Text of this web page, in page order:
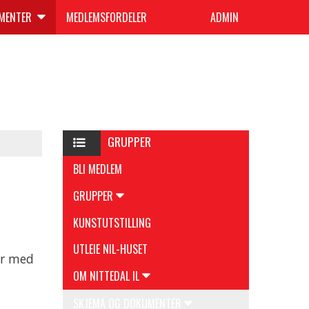
MEDLEMSFORDELER ADMIN
med
GRUPPER
BLI MEDLEM
GRUPPER
KUNSTUTSTILLING
UTLEIE NIL-HUSET
OM NITTEDAL IL